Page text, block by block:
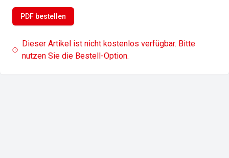
PDF bestellen
Dieser Artikel ist nicht kostenlos verfügbar. Bitte
nutzen Sie die Bestell-Option.